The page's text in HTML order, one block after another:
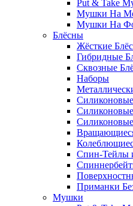
Put & Take
Мушки На
Мушки На
Блёсны
Жёсткие
Гибридные
Сквозные
Наборы
Спин-Тейлы
Приманки
Мушки